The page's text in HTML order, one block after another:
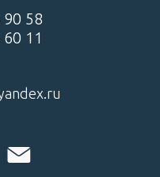
90 58
11